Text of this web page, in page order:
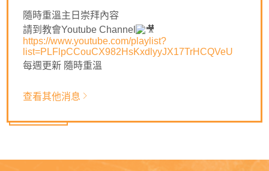
🌅基督已經完成那頒佈律法的目的，因此，所有相信他的人
都跟神恢復了正確的關係。
(新普及譯本, 羅10:4)
🙏🏼為自己及教會禱告，「我們要舉起救恩的杯，稱揚耶和
華的名。」（‭‭詩‭116‬:‭13‬）將基督的心意（大使命與大誡命）
隨時重溫主日崇拜內容
請到教會Youtube Channel
https://www.youtube.com/playlist?
list=PLFlpCCouCX982HsKxdlyyJX17TrHCQVeU
每週更新 隨時重溫
查看其他消息